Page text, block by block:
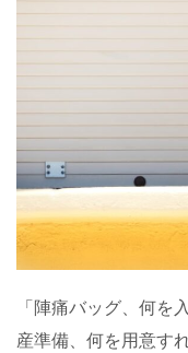
「陣痛バッグ、何を
産準備、何を用意す